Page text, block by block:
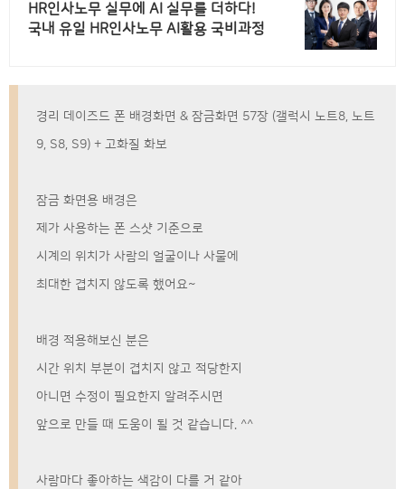
까지
HR인사노무 실무에 AI 실무를 더하다!
국내 유일 HR인사노무 AI활용 국비과정
경리 데이즈드 폰 배경화면 & 잠금화면 57장 (갤럭시 노트8, 노트
9, S8, S9) + 고화질 화보
잠금 화면용 배경은
제가 사용하는 폰 스샷 기준으로
시계의 위치가 사람의 얼굴이나 사물에
최대한 겹치지 않도록 했어요~
배경 적용해보신 분은
시간 위치 부분이 겹치지 않고 적당한지
아니면 수정이 필요한지 알려주시면
앞으로 만들 때 도움이 될 것 같습니다. ^^
사람마다 좋아하는 색감이 다를 거 같아